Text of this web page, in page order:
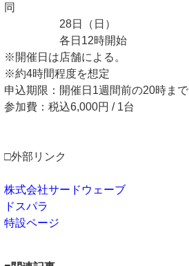
同
28日（日）
各日12時開始
※開催日は店舗による。
※約4時間程度を想定
申込期限：開催日1週間前の20時まで
参加費：税込6,000円 / 1台
□外部リンク
株式会社サードウェーブ
ドスパラ
特設ページ